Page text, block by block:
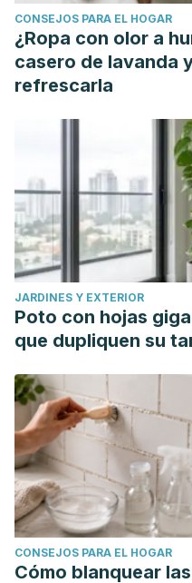
https://
for-their-anti-
Harvard Health
https://
fight-inflammation
Heart and Stroke
2024). The DASH Diet to
Consultado el 19 de
https://
eating/dash-diet
Levine, H. (18 de octubre
https://www.aarp.org/
tratamientos/info-2021/
Parker, T. (3 de
what you need to know.
Consultado el 19 de
https://www.bhf.org.uk/
magazine/nutrition/anti-
Rosenbloom, C. (29 de
CONSEJOS PARA EL HOGAR
¿Ropa con olor a
casero de lavanda
refrescarla
JARDINES Y EXTERIOR
Poto con hojas
que dupliquen su
CONSEJOS PARA EL HOGAR
Cómo blanquear